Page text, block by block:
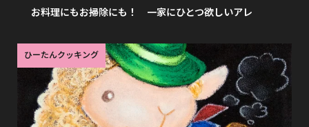
お料理にもお掃除にも！ 一家にひとつ欲しいアレ
ひーたんクッキング